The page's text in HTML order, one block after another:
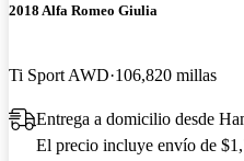
2018 Alfa Romeo Giulia
Ti Sport AWD 106,820 millas
Entrega a domicilio desde
El precio incluye envío de